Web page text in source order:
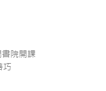
院開課
巧